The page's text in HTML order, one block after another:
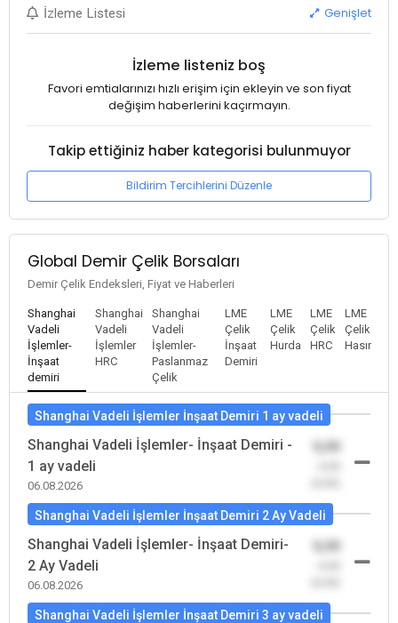
İzleme Listesi Genişlet
İzleme listeniz boş
Favori emtialarınızı hızlı erişim için ekleyin ve son fiyat
değişim haberlerini kaçırmayın.
Takip ettiğiniz haber kategorisi bulunmuyor
Bildirim Tercihlerini Düzenle
Global Demir Çelik Borsaları
Demir Çelik Endeksleri, Fiyat ve Haberleri
Shanghai
Vadeli
İşlemler-
İnşaat
demiri
Shanghai
Vadeli
İşlemler
HRC
Shanghai
Vadeli
İşlemler-
Paslanmaz
Çelik
LME
Çelik
İnşaat
Demiri
LME
Çelik
Hurda
LME
Çelik
HRC
LME
Çelik
Hasır
Shanghai Vadeli İşlemler İnşaat Demiri 1 ay vadeli
Shanghai Vadeli İşlemler- İnşaat Demiri -
1 ay vadeli
06.08.2026
Shanghai Vadeli İşlemler İnşaat Demiri 2 Ay Vadeli
Shanghai Vadeli İşlemler- İnşaat Demiri-
2 Ay Vadeli
06.08.2026
Shanghai Vadeli İşlemler İnşaat Demiri 3 ay vadeli